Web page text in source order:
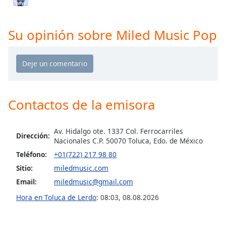
Background
Edge
Su opinión sobre Miled Music Pop
Contactos de la emisora
Dirección: Av. Hidalgo ote. 1337 Col. Ferrocarriles
Nacionales C.P. 50070 Toluca, Edo. de México
Teléfono:
+01(722) 217 98 80
Sitio:
miledmusic.com
Email:
miledmusic@gmail.com
Hora en Toluca de Lerdo: 08:03, 08.08.2026